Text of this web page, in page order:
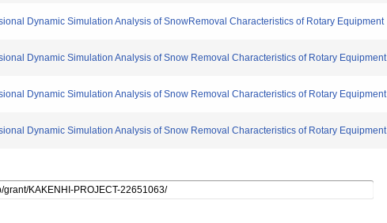
Dynamic Simulation Analysis of SnowRemoval Characteristics of Rotary Equipment
Dynamic Simulation Analysis of Snow Removal Characteristics of Rotary Equipment
Dynamic Simulation Analysis of Snow Removal Characteristics of Rotary Equipment
Dynamic Simulation Analysis of Snow Removal Characteristics of Rotary Equipment